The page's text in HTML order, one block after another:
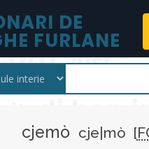
DE
FURLANE
cjemò cje|mò [